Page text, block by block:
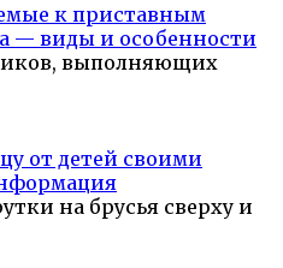
к приставным
— виды и особенности
выполняющих
от детей своими
на брусья сверху и